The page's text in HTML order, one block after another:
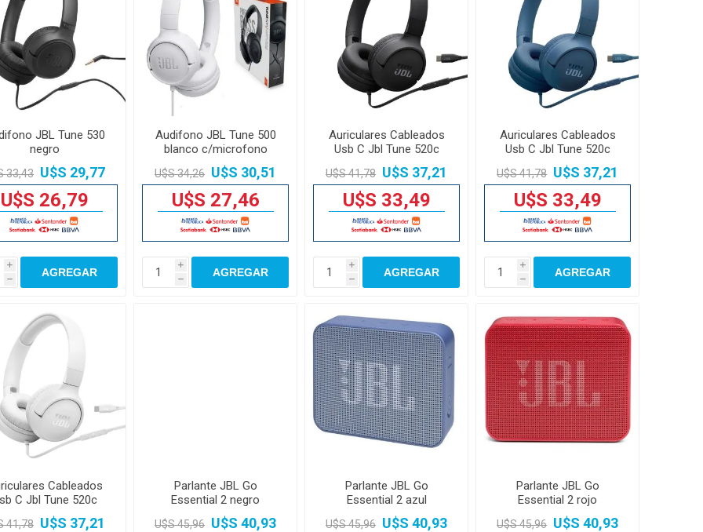
JBL Tune 530
negro
33,43 U$S 29,77
U$S 26,79
i
h
AGREGAR
Audifono JBL Tune 500
blanco c/microfono
U$S 34,26 U$S 30,51
U$S 27,46
i
h
AGREGAR
Auriculares Cableados
Usb C Jbl Tune 520c
32mm
U$S 41,78 U$S 37,21
U$S 33,49
i
h
AGREGAR
Auriculares Cableados
Usb C Jbl Tune 520c
32mm
U$S 41,78 U$S 37,21
U$S 33,49
i
h
AGREGAR
Cableados
C Jbl Tune 520c
32mm
41,78 U$S 37,21
Parlante JBL Go
Essential 2 negro
U$S 45,96 U$S 40,93
Parlante JBL Go
Essential 2 azul
U$S 45,96 U$S 40,93
Parlante JBL Go
Essential 2 rojo
U$S 45,96 U$S 40,93